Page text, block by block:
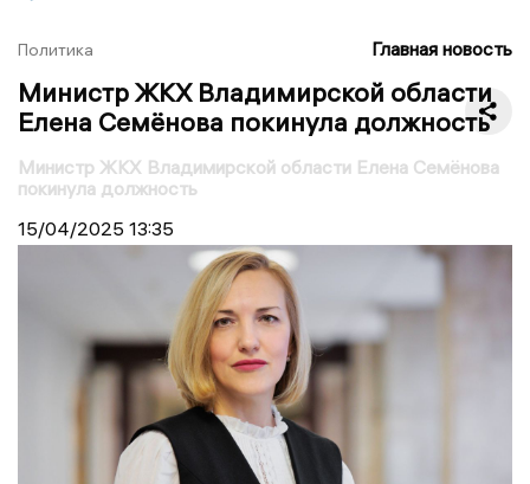
Политика Главная новость
Министр ЖКХ Владимирской области
Елена Семёнова покинула должность
Министр ЖКХ Владимирской области Елена Семёнова
покинула должность
15/04/2025 13:35